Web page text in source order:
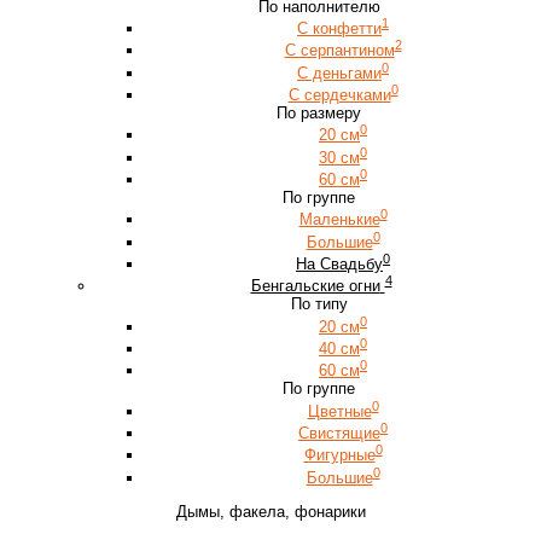
По наполнителю
С конфетти1
С серпантином2
С деньгами0
С сердечками0
По размеру
20 см0
30 см0
60 см0
По группе
Маленькие0
Большие0
На Свадьбу0
Бенгальские огни 4
По типу
20 см0
40 см0
60 см0
По группе
Цветные0
Свистящие0
Фигурные0
Большие0
Дымы, факела, фонарики